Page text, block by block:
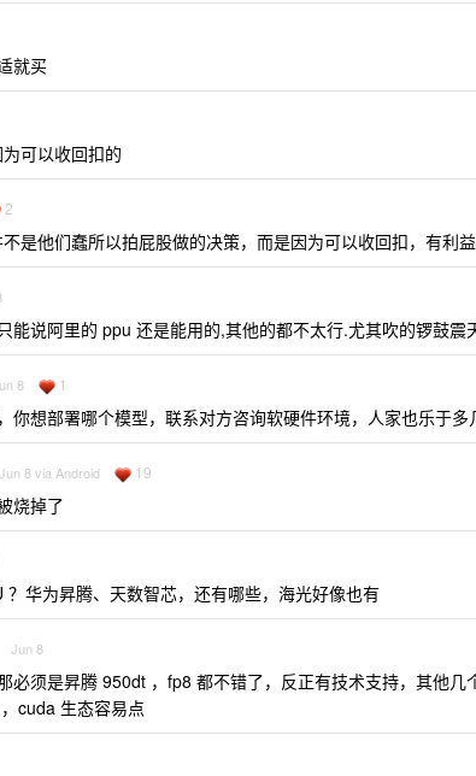
就买
为可以收回扣的
2
是他们蠢所以拍屁股做的决策，而是因为可以收回扣，有利益
能说阿里的 ppu 还是能用的,其他的都不太行.尤其吹的锣鼓震
8 1
你想部署哪个模型，联系对方咨询软硬件环境，人家也乐于多
Jun 8 via Android 19
烧掉了
？华为昇腾、天数智芯，还有哪些，海光好像也有
Jun 8
必须是昇腾 950dt ，fp8 都不错了，反正有技术支持，其他几
cuda 生态容易点